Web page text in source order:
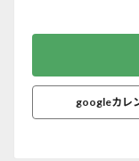
googleカレ